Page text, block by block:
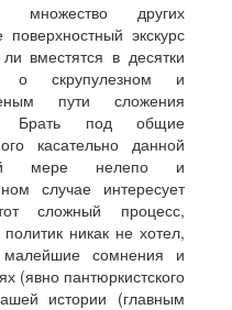
множество других
экскурс
вместятся в десятки
о скрупулезном и
пути сложения
Брать под общие
касательно данной
мере нелепо и
случае интересует
сложный процесс,
никак не хотел,
сомнения и
(явно пантюркистского
истории (главным